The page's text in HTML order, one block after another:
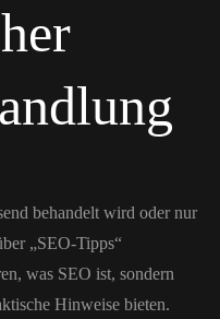
behandelt wird oder nur
„SEO-Tipps“
was SEO ist, sondern
Hinweise bieten.